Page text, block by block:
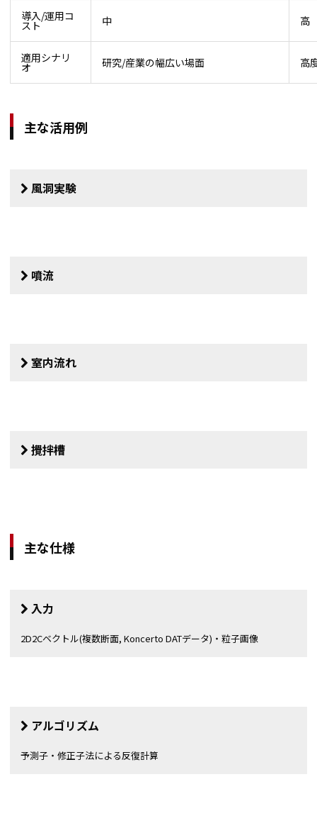
導入/運用コ
スト 中 高
適用シナリ
オ 研究/産業の幅広い場面 高
主な活用例
風洞実験
噴流
室内流れ
攪拌槽
主な仕様
入力
2D2Cベクトル(複数断面, Koncerto DATデータ)・粒子画像
アルゴリズム
予測子・修正子法による反復計算